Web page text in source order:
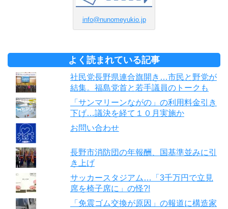
info@nunomeyukio.jp
よく読まれている記事
社民党長野県連合旗開き…市民と野党が
結集。福島党首と若手議員のトークも
「サンマリーンながの」の利用料金引き
下げ…議決を経て１０月実施か
お問い合わせ
長野市消防団の年報酬、国基準並みに引
き上げ
サッカースタジアム…「3千万円で立見
席を椅子席に」の怪?!
「免震ゴム交換が原因」の報道に構造家